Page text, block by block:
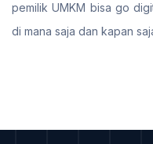
pemilik UMKM bisa go
di mana saja dan kapan